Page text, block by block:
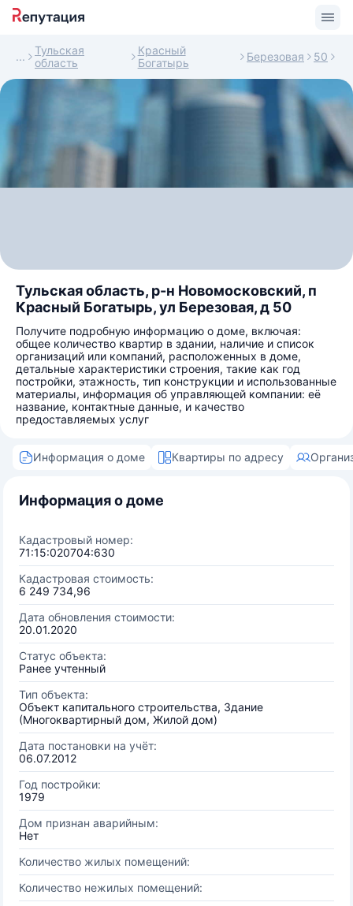
Тульская
область
Красный
Богатырь
Березовая 50
Тульская область, р-н Новомосковский, п
Красный Богатырь, ул Березовая, д 50
Получите подробную информацию о доме, включая:
общее количество квартир в здании, наличие и список
организаций или компаний, расположенных в доме,
детальные характеристики строения, такие как год
постройки, этажность, тип конструкции и использованные
материалы, информация об управляющей компании: её
название, контактные данные, и качество
предоставляемых услуг
Информация о доме Квартиры по адресу
Информация о доме
Кадастровый номер:
71:15:020704:630
Кадастровая стоимость:
6 249 734,96
Дата обновления стоимости:
20.01.2020
Статус объекта:
Ранее учтенный
Тип объекта:
Объект капитального строительства, Здание
(Многоквартирный дом, Жилой дом)
Дата постановки на учёт:
06.07.2012
Год постройки:
1979
Дом признан аварийным:
Нет
Количество жилых помещений:
Количество нежилых помещений: